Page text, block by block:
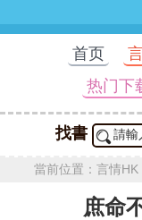
首页
热门下
找書
當前位置： 言情HK
庶命